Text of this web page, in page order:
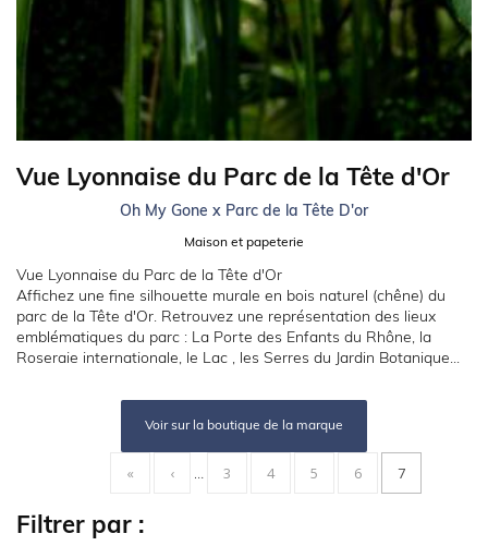
Vue Lyonnaise du Parc de la Tête d'Or
Oh My Gone x Parc de la Tête D'or
Maison et papeterie
Vue Lyonnaise du Parc de la Tête d'Or
Affichez une fine silhouette murale en bois naturel (chêne) du
parc de la Tête d'Or. Retrouvez une représentation des lieux
emblématiques du parc : La Porte des Enfants du Rhône, la
Roseraie internationale, le Lac , les Serres du Jardin Botanique...
Voir sur la boutique de la marque
PREMIÈRE
«
PAGE
‹ … PAGE
3 PAGE
4 PAGE
5 PAGE
6
PAGE
COURANTE
7
Filtrer par :